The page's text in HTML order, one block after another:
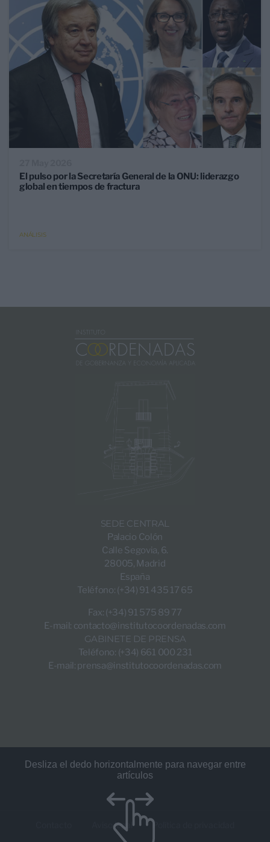
El pulso por la Secretaría General de la ONU: liderazgo
global en tiempos de fractura
ANÁLISIS
SEDE CENTRAL
Palacio Colón
Calle Segovia, 6.
28005, Madrid
España
Teléfono: (+34) 91 435 17 65
Fax: (+34) 91 575 89 77
E-mail: contacto@institutocoordenadas.com
GABINETE DE PRENSA
Teléfono: (+34) 661 000 231
E-mail: prensa@institutocoordenadas.com
Aviso legal Política de privacidad